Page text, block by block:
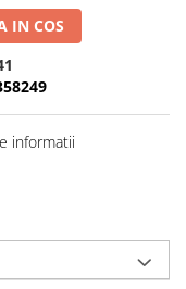
IN COS
informatii